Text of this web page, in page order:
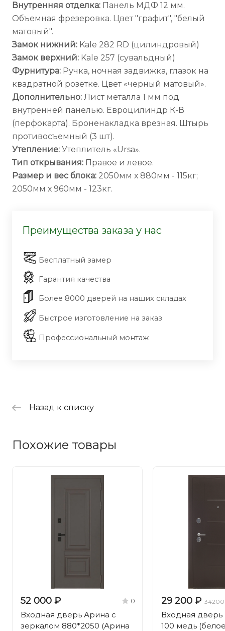
Внутренняя отделка: Панель МДФ 12 мм.
Объемная фрезеровка. Цвет "графит", "белый
матовый".
Замок нижний: Kale 282 RD (цилиндровый)
Замок верхний: Kale 257 (сувальдный)
Фурнитура: Ручка, ночная задвижка, глазок на
квадратной розетке. Цвет «черный матовый».
Дополнительно: Лист металла 1 мм под
внутренней панелью. Евроцилиндр К-В
(перфокарта). Броненакладка врезная. Штырь
противосъемный (3 шт).
Утепление: Утеплитель «Ursa».
Тип открывания: Правое и левое.
Размер и вес блока: 2050мм х 880мм - 115кг;
2050мм х 960мм - 123кг.
Преимущества заказа у нас
Бесплатный замер
Гарантия качества
Более 8000 дверей на наших складах
Быстрое изготовление на заказ
Профессиональный монтаж
Назад к списку
Похожие товары
52 000 ₽ 0
Входная дверь Арина с
зеркалом 880*2050 (Арина
29 200 ₽
Входная
100 медь